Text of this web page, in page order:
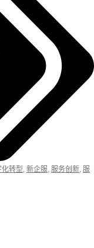
化转型 新企服 服务创新 服